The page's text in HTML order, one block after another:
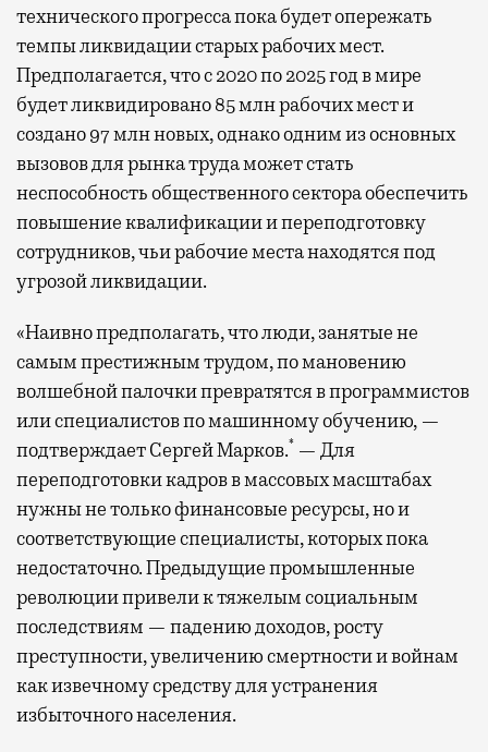
технического прогресса пока будет опережать
темпы ликвидации старых рабочих мест.
Предполагается, что с 2020 по 2025 год в мире
будет ликвидировано 85 млн рабочих мест и
создано 97 млн новых, однако одним из основных
вызовов для рынка труда может стать
неспособность общественного сектора обеспечить
повышение квалификации и переподготовку
сотрудников, чьи рабочие места находятся под
угрозой ликвидации.
«Наивно предполагать, что люди, занятые не
самым престижным трудом, по мановению
волшебной палочки превратятся в программистов
или специалистов по машинному обучению, —
подтверждает Сергей Марков.* — Для
переподготовки кадров в массовых масштабах
нужны не только финансовые ресурсы, но и
соответствующие специалисты, которых пока
недостаточно. Предыдущие промышленные
революции привели к тяжелым социальным
последствиям — падению доходов, росту
преступности, увеличению смертности и войнам
как извечному средству для устранения
избыточного населения.